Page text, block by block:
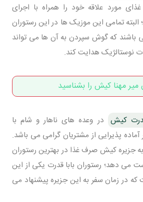
مورد علاقه خود را همراه با اجرای
تمامی این موزیک ها در این رستوران
باشند که گوش سپردن به آن ها می تواند
نوستالژیک هدایت کند.
میر مهنا کیش را بشناسید
کیش در وعده های ناهار و شام با
بالغ بر 100 نفر آماده پذیرایی از مشتریان گرامی می باشد.
جزیره کیش صرف غذا در بهترین رستوران
می دهد؛ رستوران بابا قدرت یکی از این
که در زمان سفر به این جزیره پیشنهاد می